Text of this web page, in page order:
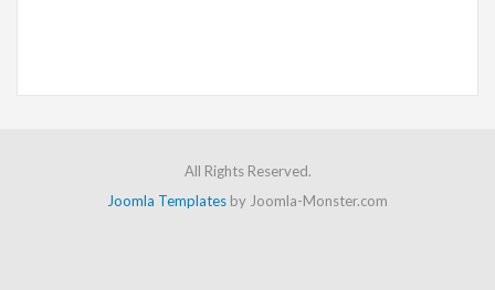
All Rights Reserved.
Joomla Templates by Joomla-Monster.com